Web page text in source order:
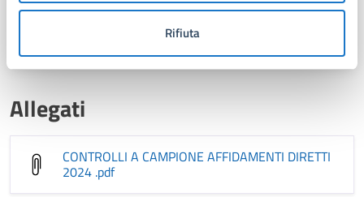
Rifiuta
Allegati
CONTROLLI A CAMPIONE AFFIDAMENTI DIRETTI
2024 .pdf